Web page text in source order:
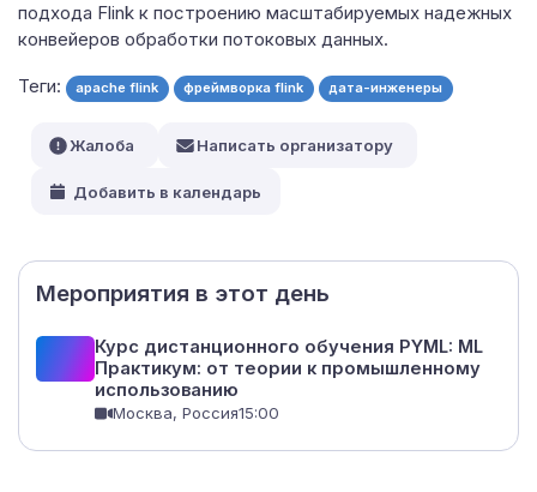
подхода Flink к построению масштабируемых надежных
конвейеров обработки потоковых данных.
Теги: apache flink фреймворка flink дата-инженеры
Мероприятия в этот день
Курс дистанционного обучения PYML: ML
Практикум: от теории к промышленному
использованию
Москва, Россия15:00
Жалоба Написать организатору
Добавить в календарь